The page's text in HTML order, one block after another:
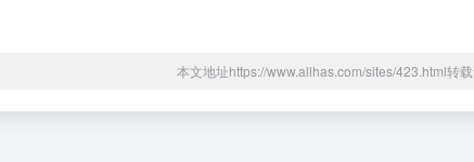
本文地址https://www.allhas.com/sites/423.html转